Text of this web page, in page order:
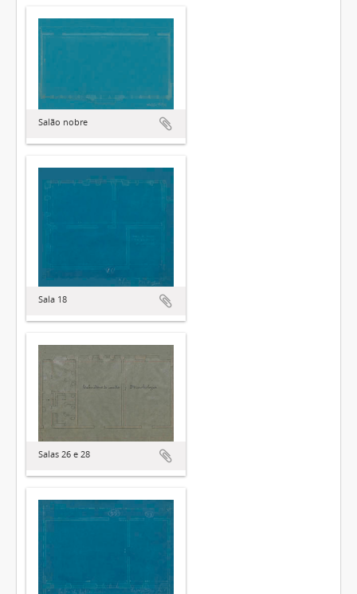
Salão nobre
Sala 18
Salas 26 e 28